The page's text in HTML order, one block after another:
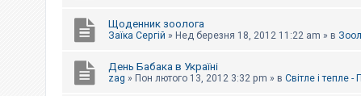
Щоденник зоолога
Заїка Сергій » Нед березня 18, 2012 11:22 am » в
День Бабака в Україні
zag » Пон лютого 13, 2012 3:32 pm » в Світле і тепле